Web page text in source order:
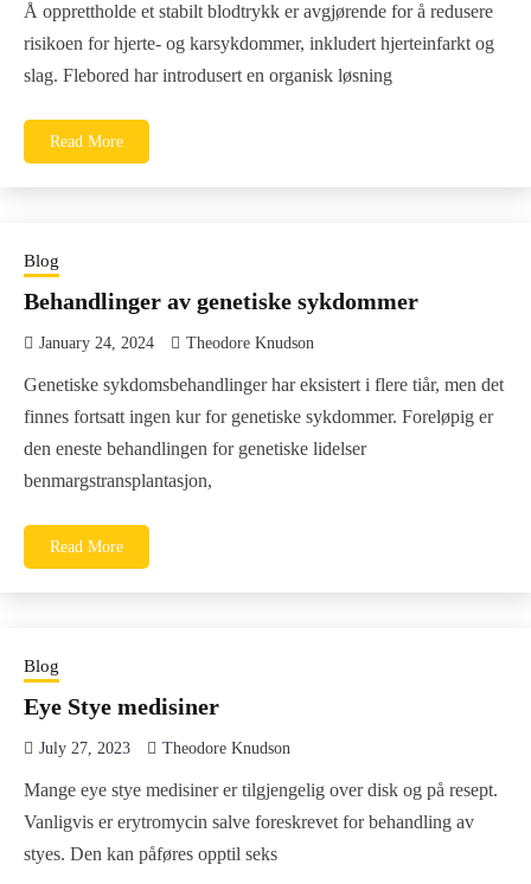
Å opprettholde et stabilt blodtrykk er avgjørende for å redusere
risikoen for hjerte- og karsykdommer, inkludert hjerteinfarkt og
slag. Flebored har introdusert en organisk løsning
Read More
Blog
Behandlinger av genetiske sykdommer
January 24, 2024 Theodore Knudson
Genetiske sykdomsbehandlinger har eksistert i flere tiår, men det
finnes fortsatt ingen kur for genetiske sykdommer. Foreløpig er
den eneste behandlingen for genetiske lidelser
benmargstransplantasjon,
Read More
Blog
Eye Stye medisiner
July 27, 2023 Theodore Knudson
Mange eye stye medisiner er tilgjengelig over disk og på resept.
Vanligvis er erytromycin salve foreskrevet for behandling av
styes. Den kan påføres opptil seks